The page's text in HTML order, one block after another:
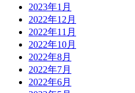
2023年1月
2022年12月
2022年11月
2022年10月
2022年8月
2022年7月
2022年6月